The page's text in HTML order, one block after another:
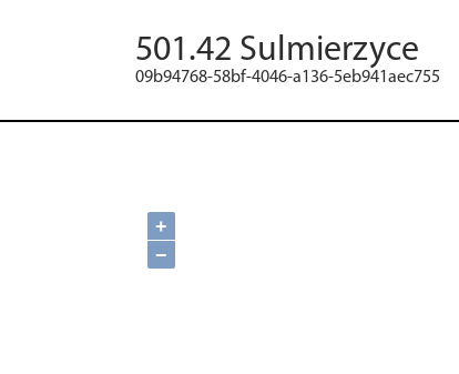
501.42 Sulmierzyce
09b94768-58bf-4046-a136-5eb941aec755
+
−